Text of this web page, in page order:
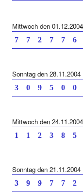
Mittwoch den 01.12.2004
7 7 2 7 7
Sonntag den 28.11.2004
3 0 9 5 0 0
Mittwoch den 24.11.2004
1 1 2 3 8
Sonntag den 21.11.2004
3 9 9 7 7